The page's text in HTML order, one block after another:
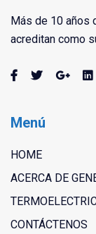
Más de 10 años
acreditan como
Menú
HOME
ACERCA DE
CONTÁCTENOS